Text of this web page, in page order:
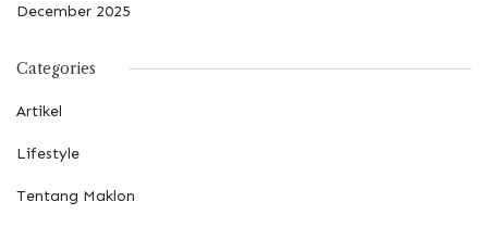
December 2025
Categories
Artikel
Lifestyle
Tentang Maklon